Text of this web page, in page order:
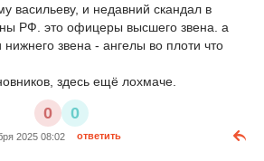
васильеву, и недавний скандал в
РФ. это офицеры высшего звена. а
звена - ангелы во плоти что
здесь ещё лохмаче.
0 0
2025 08:02 ответить